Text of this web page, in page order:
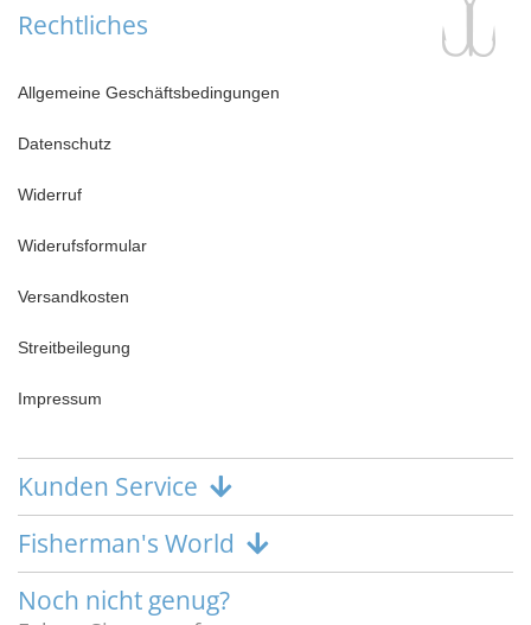
Rechtliches
Allgemeine Geschäftsbedingungen
Datenschutz
Widerruf
Widerufsformular
Versandkosten
Streitbeilegung
Impressum
Kunden Service
Fisherman's World
Noch nicht genug?